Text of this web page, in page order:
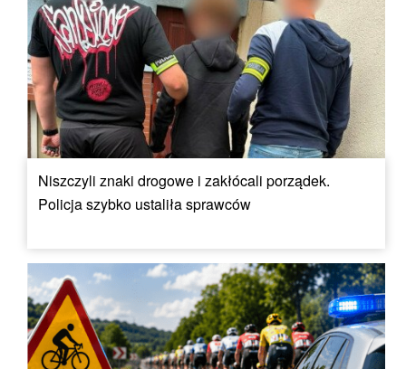
Niszczyli znaki drogowe i zakłócali porządek.
Policja szybko ustaliła sprawców